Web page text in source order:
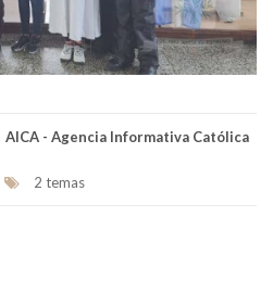
AICA - Agencia Informativa Católica
2 temas